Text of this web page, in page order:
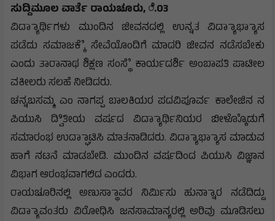
ಸುದ್ದಿಮೂಲ ವಾರ್ತೆ ರಾಯಚೂರು, ೆ.03
ವಿದ್ಯಾಾರ್ಥಿಗಳು ಮುಂದಿನ ಜೀವನದಲ್ಲಿ ಉನ್ನತ ವಿದ್ಯಾಾಭ್ಯಾಾಸ
ಪಡೆದು ಸಮಾಜಕ್ಕೆೆ ಸೇವೆಯೊಂದಿಗೆ ಮಾದರಿ ಜೀವನ ನಡೆಸಬೇಕು
ಎಂದು ತಾರಾನಾಥ ಶಿಕ್ಷಣ ಸಂಸ್ಥೆೆ ಕಾರ್ಯದರ್ಶಿ ಅಂಬಾಪತಿ ಪಾಟೀಲ
ವಕೀಲರು ಸಲಹೆ ನೀಡಿದರು.
ಚನ್ನಬಸಮ್ಮ ಎಂ ನಾಗಪ್ಪ ಬಾಲಕಿಯರ ಪದವಿಪೂರ್ವ ಕಾಲೇಜಿನ ನ
ಪಿಯುಸಿ ದ್ವಿಿತೀಯ ವರ್ಷದ ವಿದ್ಯಾಾರ್ಥಿನಿಯರ ಬೀಳ್ಕೊೊಡುಗೆ
ಸಮಾರಂಭ ಉದ್ಘಾಾಟಿಸಿ ಮಾತನಾಡಿದರು. ವಿದ್ಯಾಾಭ್ಯಾಾಸ ಮಾಡುವ
ಹಾಗೆ ನಟನೆ ಮಾಡಬೇಡಿ. ಮುಂದಿನ ವರ್ಷದಿಂದ ಪಿಯುಸಿ ವಿಜ್ಞಾನ
ವಿಭಾಗ ಆರಂಭವಾಗಲಿದ ಎಂದರು.
ರಾಯಚೂರಿನಲ್ಲಿ ಅಣುಸ್ಥಾಾವರ ನಿರ್ಮಿಸು ಹುನ್ನಾಾರ ನಡೆದಿದ್ದು
ವಿದ್ಯಾಾವಂತರು ವಿರೋಧಿಸಿ ಜನಸಾಮಾನ್ಯರಲ್ಲಿ ಅರಿವು ಮೂಡಿಸಲು